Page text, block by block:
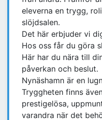
eleverna en trygg,
slöjdsalen.
Det här erbjuder vi
Hos oss får du göra
Här har du nära till
påverkan och beslut.
Nynäshamn är en
Tryggheten finns
prestigelösa,
varandra när det